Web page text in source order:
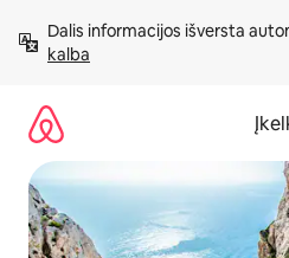
prie
turinio
Dalis informacijos išversta
kalba